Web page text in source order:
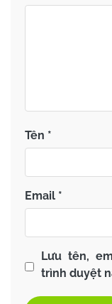
Tên *
Email *
Lưu tên,
trình duyệt